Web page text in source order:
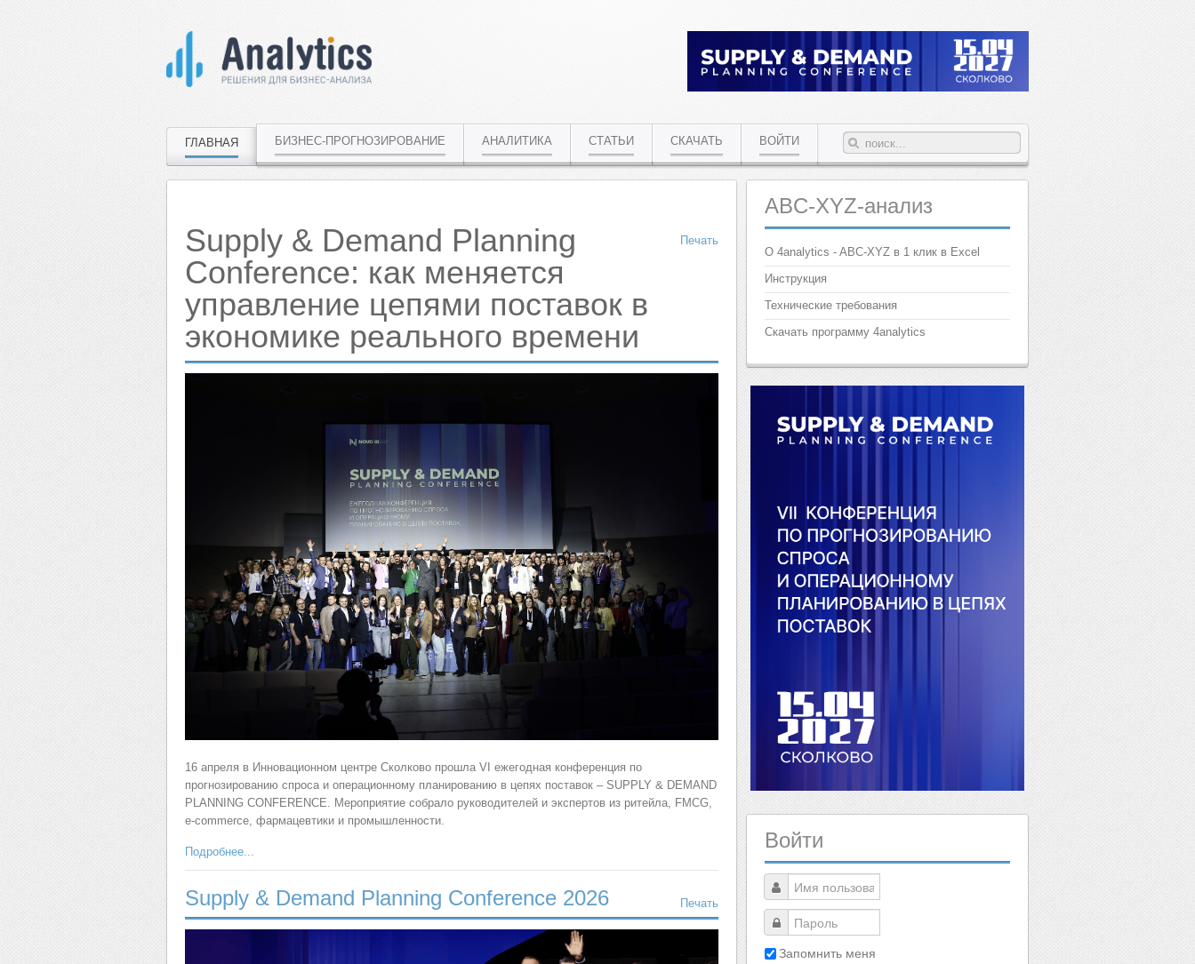
ГЛАВНАЯ БИЗНЕС-ПРОГНОЗИРОВАНИЕ АНАЛИТИКА СТАТЬИ СКАЧАТЬ ВОЙТИ
Печать
Supply & Demand Planning
Conference: как меняется
управление цепями поставок в
экономике реального времени
16 апреля в Инновационном центре Сколково прошла VI ежегодная конференция по
прогнозированию спроса и операционному планированию в цепях поставок – SUPPLY & DEMAND
PLANNING CONFERENCE. Мероприятие собрало руководителей и экспертов из ритейла, FMCG,
e-commerce, фармацевтики и промышленности.
Подробнее...
Печать
Supply & Demand Planning Conference 2026
ABC-XYZ-анализ
О 4analytics - ABC-XYZ в 1 клик в Excel
Инструкция
Технические требования
Скачать программу 4analytics
Войти
Запомнить меня